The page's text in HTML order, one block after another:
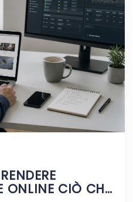
ONLINE CIÒ CHE